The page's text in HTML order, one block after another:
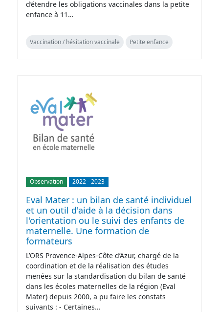
d’étendre les obligations vaccinales dans la petite
enfance à 11…
Vaccination / hésitation vaccinale Petite enfance
Observation 2022-2023
Eval Mater : un bilan de santé individuel
et un outil d'aide à la décision dans
l'orientation ou le suivi des enfants de
maternelle. Une formation de
formateurs
L’ORS Provence-Alpes-Côte d’Azur, chargé de la
coordination et de la réalisation des études
menées sur la standardisation du bilan de santé
dans les écoles maternelles de la région (Eval
Mater) depuis 2000, a pu faire les constats
suivants : - Certaines…